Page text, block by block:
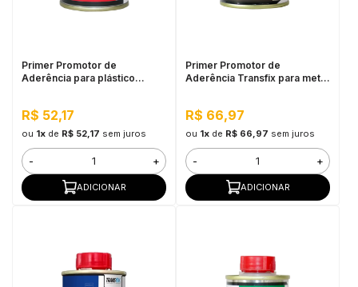
Primer Promotor de
Aderência para plástico
R$ 52,17
ou 1xde R$ 52,17 sem juros
- +
ADICIONAR
Primer Promotor de
Aderência Transfix para metal
R$ 66,97
ou 1xde R$ 66,97 sem juros
- +
ADICIONAR